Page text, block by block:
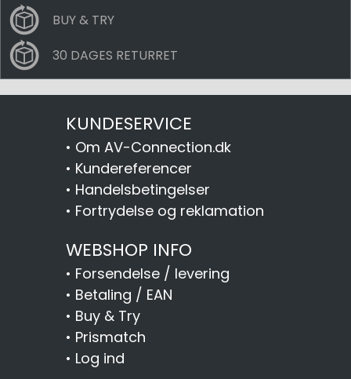
BUY & TRY
30 DAGES RETURRET
KUNDESERVICE
• Om AV-Connection.dk
• Kundereferencer
• Handelsbetingelser
• Fortrydelse og reklamation
WEBSHOP INFO
• Forsendelse / levering
• Betaling / EAN
• Buy & Try
• Prismatch
• Log ind